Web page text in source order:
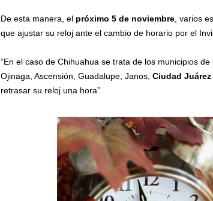
De esta manera, el próximo 5 de noviembre, varios
que ajustar su reloj ante el cambio de horario por el
“En el caso de Chihuahua se trata de los municipios
Ojinaga, Ascensión, Guadalupe, Janos, Ciudad Juárez
retrasar su reloj una hora”.